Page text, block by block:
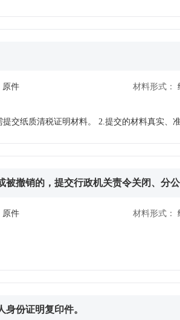
准文件或许可证件等文件或数据信息，且可
原件 材料形式：
1.登记机关和税务部门已共享清税信息的，无需提交纸质清税
撤销的，提交行政机关责令关闭、分
原件 材料形式：
份证明复印件。